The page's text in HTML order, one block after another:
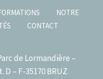
NOTRE
CONTACT
de Lormandière –
D – F-35170 BRUZ